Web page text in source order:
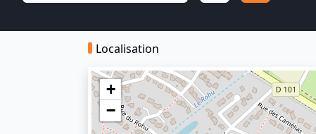
Localisation
+
−